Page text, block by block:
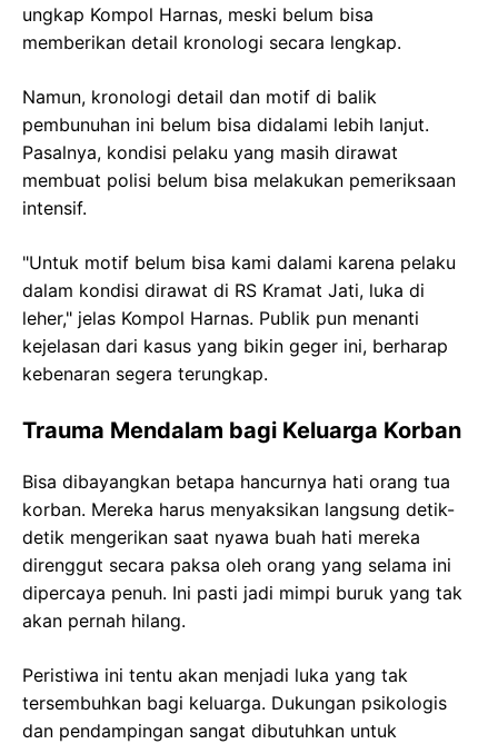
ungkap Kompol Harnas, meski belum bisa
memberikan detail kronologi secara lengkap.
Namun, kronologi detail dan motif di balik
pembunuhan ini belum bisa didalami lebih lanjut.
Pasalnya, kondisi pelaku yang masih dirawat
membuat polisi belum bisa melakukan pemeriksaan
intensif.
"Untuk motif belum bisa kami dalami karena pelaku
dalam kondisi dirawat di RS Kramat Jati, luka di
leher," jelas Kompol Harnas. Publik pun menanti
kejelasan dari kasus yang bikin geger ini, berharap
kebenaran segera terungkap.
Trauma Mendalam bagi Keluarga Korban
Bisa dibayangkan betapa hancurnya hati orang tua
korban. Mereka harus menyaksikan langsung detik-
detik mengerikan saat nyawa buah hati mereka
direnggut secara paksa oleh orang yang selama ini
dipercaya penuh. Ini pasti jadi mimpi buruk yang tak
akan pernah hilang.
Peristiwa ini tentu akan menjadi luka yang tak
tersembuhkan bagi keluarga. Dukungan psikologis
dan pendampingan sangat dibutuhkan untuk